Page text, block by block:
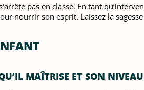
pas en classe. En tant
nourrir son esprit. Laissez la
MAÎTRISE ET SON NIVEAU